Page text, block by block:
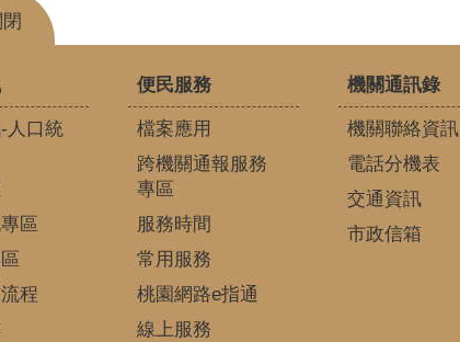
人口統
區
程
便民服務
檔案應用
跨機關通報服務
專區
服務時間
常用服務
桃園網路e指通
線上服務
機關通訊錄
機關聯絡資訊
電話分機表
交通資訊
市政信箱